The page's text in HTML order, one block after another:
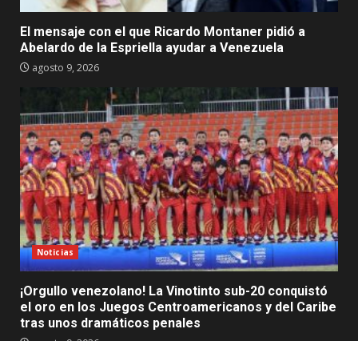
El mensaje con el que Ricardo Montaner pidió a
Abelardo de la Espriella ayudar a Venezuela
agosto 9, 2026
Noticias
¡Orgullo venezolano! La Vinotinto sub-20 conquistó
el oro en los Juegos Centroamericanos y del Caribe
tras unos dramáticos penales